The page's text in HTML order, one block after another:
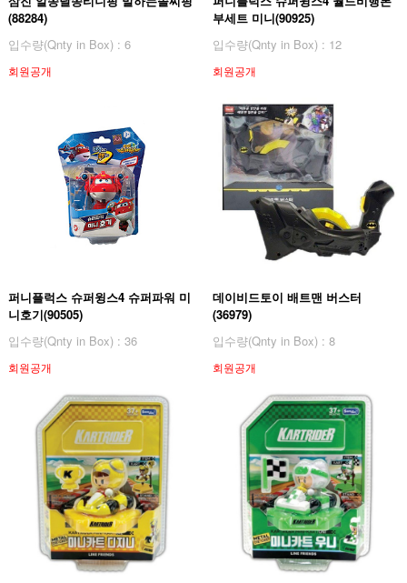
(88284)
입수량(Qnty in Box) : 6
회원공개
부세트 미니(90925)
입수량(Qnty in Box) : 12
회원공개
퍼니플럭스 슈퍼윙스4 슈퍼파워 미
니호기(90505)
입수량(Qnty in Box) : 36
회원공개
데이비드토이 배트맨 버스터
(36979)
입수량(Qnty in Box) : 8
회원공개